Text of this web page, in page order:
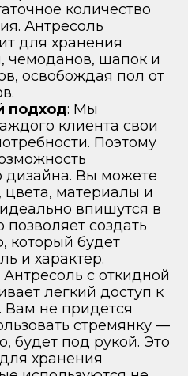
количество
Антресоль
для хранения
чемоданов, шапок и
освобождая пол от
подход: Мы
клиента свои
Поэтому
дизайна. Вы можете
материалы и
впишутся в
создать
который будет
и характер.
Антресоль с откидной
легкий доступ к
не придется
стремянку —
будет под рукой. Это
хранения